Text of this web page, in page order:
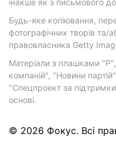
інакше як з письмового
Будь-яке копіювання,
фотографічних творів та/
правовласника Getty
Матеріали з плашками
компаній", "Новини
"Спецпроект за
основі.
© 2026 Фокус. Всі